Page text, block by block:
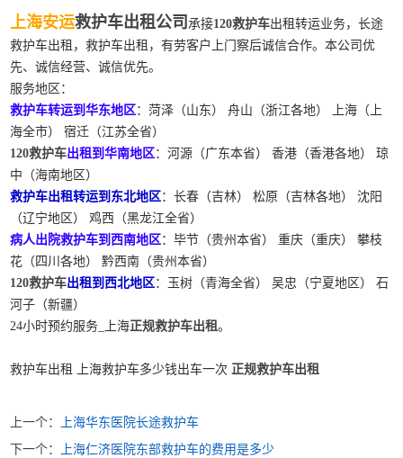
上海安运救护车出租公司 承接120救护车出租转运业务，长途
救护车出租，救护车出租，有劳客户上门察后诚信合作。本公司优
先、诚信经营、诚信优先。
服务地区：
救护车转运到华东地区 ：菏泽（山东） 舟山（浙江各地） 上海（上
海全市） 宿迁（江苏全省）
120救护车出租到华南地区 ：河源（广东本省） 香港（香港各地） 琼
中（海南地区）
救护车出租转运到东北地区 ：长春（吉林） 松原（吉林各地） 沈阳
（辽宁地区） 鸡西（黑龙江全省）
病人出院救护车到西南地区 ：毕节（贵州本省） 重庆（重庆） 攀枝
花（四川各地） 黔西南（贵州本省）
120救护车出租到西北地区 ：玉树（青海全省） 吴忠（宁夏地区） 石
河子（新疆）
24小时预约服务_上海正规救护车出租。
救护车出租 上海救护车多少钱出车一次 正规救护车出租
上一个：
上海华东医院长途救护车
下一个：
上海仁济医院东部救护车的费用是多少